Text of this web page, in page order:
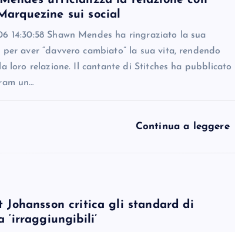
sui social
14:30:58 Shawn Mendes ha ringraziato la sua
aver “davvero cambiato” la sua vita, rendendo
loro relazione. Il cantante di Stitches ha pubblicato
un…
Continua a leggere
Johansson critica gli standard di
‘irraggiungibili’